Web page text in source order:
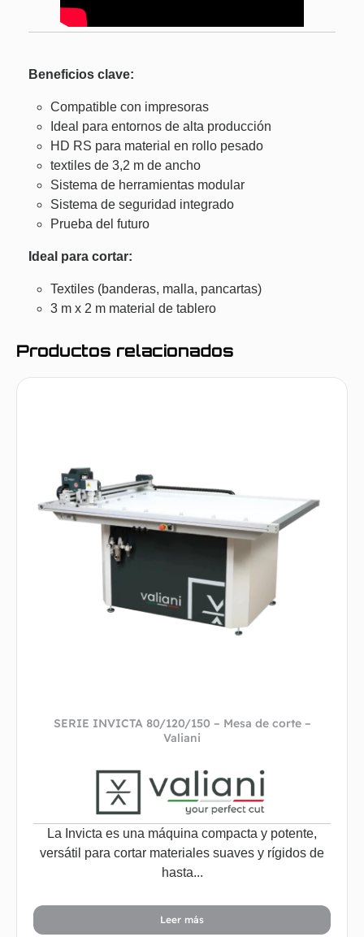
Beneficios clave:
Compatible con impresoras
Ideal para entornos de alta producción
HD RS para material en rollo pesado
textiles de 3,2 m de ancho
Sistema de herramientas modular
Sistema de seguridad integrado
Prueba del futuro
Ideal para cortar:
Textiles (banderas, malla, pancartas)
3 m x 2 m material de tablero
Productos relacionados
SERIE INVICTA 80/120/150 – Mesa de corte –
Valiani
La Invicta es una máquina compacta y potente,
versátil para cortar materiales suaves y rígidos de
hasta...
Leer más